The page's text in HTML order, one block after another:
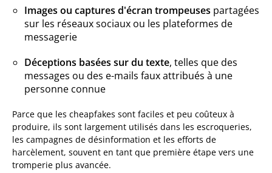
Images ou captures d'écran trompeuses partagées
sur les réseaux sociaux ou les plateformes de
messagerie
Déceptions basées sur du texte, telles que des
messages ou des e-mails faux attribués à une
personne connue
Parce que les cheapfakes sont faciles et peu coûteux à
produire, ils sont largement utilisés dans les escroqueries,
les campagnes de désinformation et les efforts de
harcèlement, souvent en tant que première étape vers une
tromperie plus avancée.